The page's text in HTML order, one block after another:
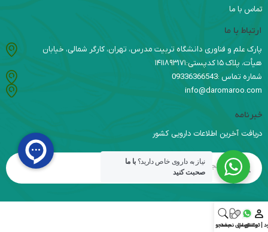
تماس با ما
ارتباط با ما
پارک علم و فناوری دانشگاه تربیت مدرس، تهران، کارگر شمالی، خیابان
هیأت، پلاک ۱۵ کدپستی:۱۴۱۱۸۹۳۱۷۱
شماره تماس :09336366543
info@daromaroo.com
خبرنامه
دریافت آخرین اطلاعات دارویی کشور
| ثبت‌نام
واتس اپ
ارسال نسخه
جستجو
نیاز به داروی خاص دارید؟ با ما
صحبت کنید